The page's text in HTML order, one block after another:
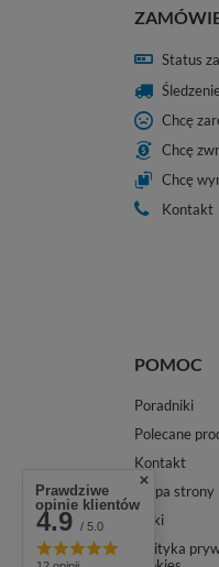
Status
Chcę
Chcę
Chcę
Kontakt
POMOC
Poradniki
Polecane
Kontakt
Mapa strony
Linki
Polityka
Prawdziwe
opinie klientów
4.9 / 5.0